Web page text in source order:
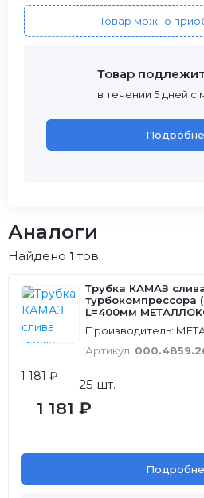
Товар можно
Товар
в течении 5 дней с
Аналоги
Найдено 1 тов.
Трубка КАМАЗ
турбокомпрессора
L=400мм
Производитель:
Артикул:
1 181 ₽
25 шт.
1 181 ₽